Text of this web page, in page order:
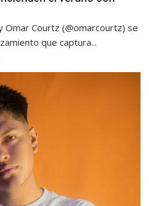
Omar Courtz (@omarcourtz) se
que captura...